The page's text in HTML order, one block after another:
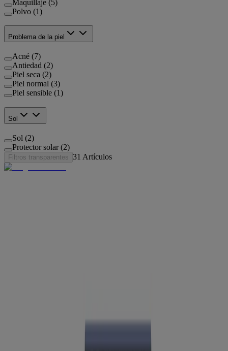
Maquillaje (5)
Polvo (1)
Problema de la piel
Acné (7)
Antiedad (2)
Piel seca (2)
Piel normal (3)
Piel sensible (1)
Sol
Sol (2)
Protector solar (2)
Filtros transparentes 31 Artículos